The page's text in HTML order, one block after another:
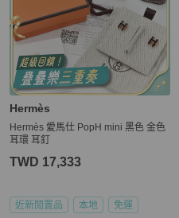
Hermès
Hermès 愛馬仕 PopH mini 黑色 金色
耳環 耳釘
TWD 17,333
近新閒置品 本地 免運